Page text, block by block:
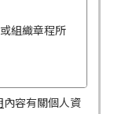
組織章程所
內容有關個人資